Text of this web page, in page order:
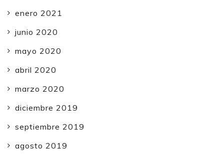
enero 2021
junio 2020
mayo 2020
abril 2020
marzo 2020
diciembre 2019
septiembre 2019
agosto 2019